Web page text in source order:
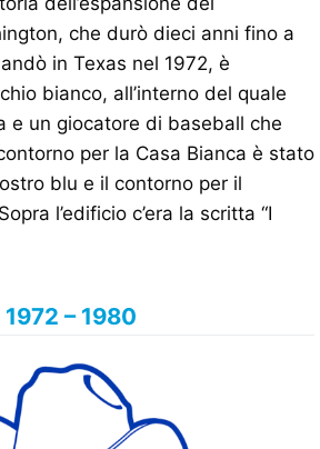
che durò dieci anni fino a
in Texas nel 1972, è
bianco, all’interno del quale
e un giocatore di baseball che
per la Casa Bianca è stato
blu e il contorno per il
l’edificio c’era la scritta “I
1972 – 1980